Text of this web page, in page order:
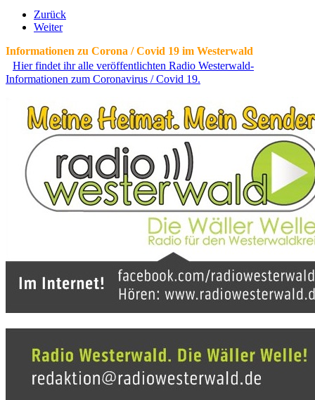
Zurück
Weiter
Informationen zu Corona / Covid 19 im Westerwald
Hier findet ihr alle veröffentlichten Radio Westerwald-
Informationen zum Coronavirus / Covid 19.